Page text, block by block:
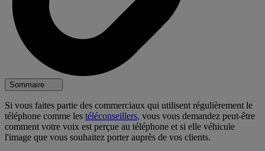
Sommaire
Si vous faites partie des commerciaux qui utilisent régulièrement le
téléphone comme les téléconseillers, vous vous demandez peut-être
comment votre voix est perçue au téléphone et si elle véhicule
l'image que vous souhaitez porter auprès de vos clients.